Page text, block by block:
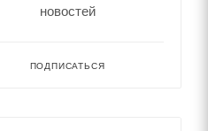
новостей
ПОДПИСАТЬСЯ